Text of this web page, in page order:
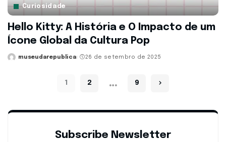
Curiosidade
Hello Kitty: A História e O Impacto de um
Ícone Global da Cultura Pop
Posted
museudarepublica 26 de setembro de 2025
1 2 … 9
Subscribe Newsletter